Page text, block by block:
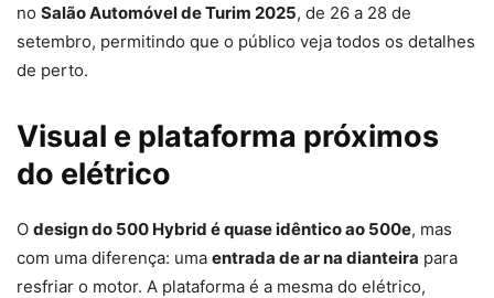
no Salão Automóvel de Turim 2025, de 26 a 28 de
setembro, permitindo que o público veja todos os detalhes
de perto.
Visual e plataforma próximos
do elétrico
O design do 500 Hybrid é quase idêntico ao 500e, mas
com uma diferença: uma entrada de ar na dianteira para
resfriar o motor. A plataforma é a mesma do elétrico,